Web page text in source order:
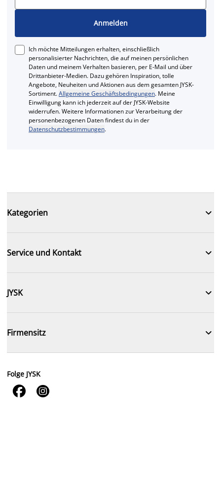
Anmelden
Ich möchte Mitteilungen erhalten, einschließlich
personalisierter Nachrichten, die auf meinen persönlichen
Daten und meinem Verhalten basieren, per E-Mail und über
Drittanbieter-Medien. Dazu gehören Inspiration, tolle
Angebote, Neuheiten und Aktionen aus dem gesamten JYSK-
Sortiment.Allgemeine Geschäftsbedingungen. Meine
Einwilligung kann ich jederzeit auf der JYSK-Website
widerrufen. Weitere Informationen zur Verarbeitung der
personenbezogenen Daten findest du in der
Datenschutzbestimmungen.
Kategorien 
Service und Kontakt 
JYSK 
Firmensitz 
Folge JYSK
 